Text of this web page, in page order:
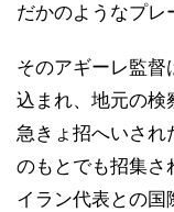
だかのようなプレ
そのアギーレ監督
込まれ、地元の検
急きょ招へいされ
のもとでも招集さ
イラン代表との国